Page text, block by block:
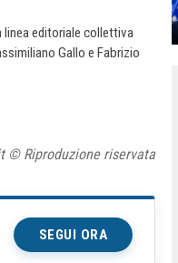
linea editoriale collettiva
Gallo e Fabrizio
© Riproduzione riservata
SEGUI ORA